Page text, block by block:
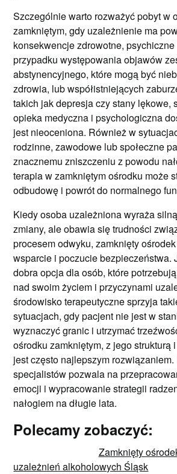
Szczególnie warto rozważyć pobyt w
zamkniętym, gdy uzależnienie ma
konsekwencje zdrowotne, psychiczne
przypadku występowania objawów
abstynencyjnego, które mogą być
zdrowia, lub współistniejących
takich jak depresja czy stany lękowe,
opieka medyczna i psychologiczna
jest nieoceniona. Również w
rodzinne, zawodowe lub społeczne
znacznemu zniszczeniu z powodu
terapia w zamkniętym ośrodku może
odbudowę i powrót do normalnego
Kiedy osoba uzależniona wyraża
zmiany, ale obawia się trudności
procesem odwyku, zamknięty
wsparcie i poczucie bezpieczeństwa.
dobra opcja dla osób, które
nad swoim życiem i przyczynami
środowisko terapeutyczne sprzyja
sytuacjach, gdy pacjent nie jest w
wyznaczyć granic i utrzymać
ośrodku zamkniętym, z jego strukturą
jest często najlepszym rozwiązaniem.
specjalistów pozwala na
emocji i wypracowanie strategii
nałogiem na długie lata.
Polecamy zobaczyć:
Zamknięty
uzależnień alkoholowych Śląsk